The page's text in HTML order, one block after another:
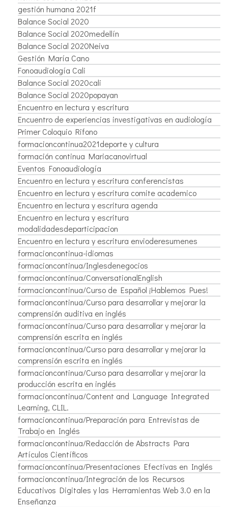
gestión humana 2021f
Balance Social 2020
Balance Social 2020medellín
Balance Social 2020Neiva
Gestión María Cano
Fonoaudiología Cali
Balance Social 2020cali
Balance Social 2020popayan
Encuentro en lectura y escritura
Encuentro de experiencias investigativas en audiología
Primer Coloquio Rifono
formacioncontinua2021deporte y cultura
formación continua Mariacanovirtual
Eventos Fonoaudiología
Encuentro en lectura y escritura conferencistas
Encuentro en lectura y escritura comite academico
Encuentro en lectura y escritura agenda
Encuentro en lectura y escritura
modalidadesdeparticipacion
Encuentro en lectura y escritura envioderesumenes
formacioncontinua-idiomas
formacioncontinua/Inglesdenegocios
formacioncontinua/ConversationalEnglish
formacioncontinua/Curso de Español ¡Hablemos Pues!
formacioncontinua/Curso para desarrollar y mejorar la
comprensión auditiva en inglés
formacioncontinua/Curso para desarrollar y mejorar la
comprensión escrita en inglés
formacioncontinua/Curso para desarrollar y mejorar la
comprensión escrita en inglés
formacioncontinua/Curso para desarrollar y mejorar la
producción escrita en inglés
formacioncontinua/Content and Language Integrated
Learning, CLIL.
formacioncontinua/Preparación para Entrevistas de
Trabajo en Inglés
formacioncontinua/Redacción de Abstracts Para
Artículos Científicos
formacioncontinua/Presentaciones Efectivas en Inglés
formacioncontinua/Integración de los Recursos
Educativos Digitales y las Herramientas Web 3.0 en la
Enseñanza